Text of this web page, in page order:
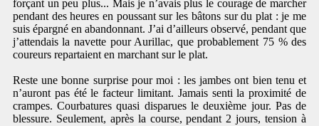
forçant un peu plus... Mais je n’avais plus le courage de marcher
pendant des heures en poussant sur les bâtons sur du plat : je me
suis épargné en abandonnant. J’ai d’ailleurs observé, pendant que
j’attendais la navette pour Aurillac, que probablement 75 % des
coureurs repartaient en marchant sur le plat.
Reste une bonne surprise pour moi : les jambes ont bien tenu et
n’auront pas été le facteur limitant. Jamais senti la proximité de
crampes. Courbatures quasi disparues le deuxième jour. Pas de
blessure. Seulement, après la course, pendant 2 jours, tension à